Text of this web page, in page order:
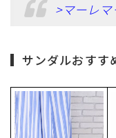
>マーレ
サンダルおすす